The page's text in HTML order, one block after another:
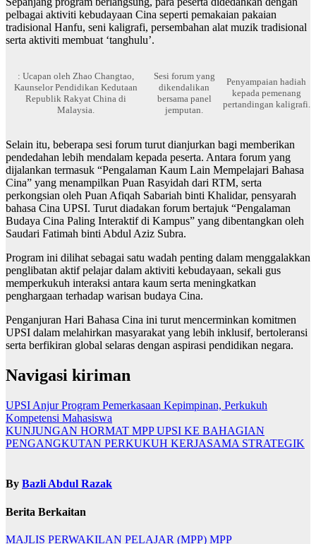
pelbagai aktiviti kebudayaan Cina seperti pemakaian pakaian
tradisional Hanfu, seni kaligrafi, persembahan alat muzik tradisional
serta aktiviti membuat ‘tanghulu’.
: Ucapan oleh Zhao Changtao,
Kaunselor Pendidikan Kedutaan
Republik Rakyat China di
Malaysia.
Sesi forum yang
dikendalikan
bersama panel
jemputan.
Penyampaian hadiah
kepada pemenang
pertandingan kaligrafi.
Selain itu, beberapa sesi forum turut dianjurkan bagi memberikan
pendedahan lebih mendalam kepada peserta. Antara forum yang
dijalankan termasuk “Pengalaman Kaum Lain Mempelajari Bahasa
Cina” yang menampilkan Puan Rasyidah dari RTM, serta
perkongsian oleh Puan Afiqah Sabariah binti Khalidar, pensyarah
bahasa Cina UPSI. Turut diadakan forum bertajuk “Pengalaman
Budaya Cina Paling Interaktif di Kampus” yang dibentangkan oleh
Saudari Fatimah binti Abdul Aziz Subra.
Program ini dilihat sebagai satu wadah penting dalam menggalakkan
penglibatan aktif pelajar dalam aktiviti kebudayaan, sekali gus
memperkukuh interaksi antara kaum serta meningkatkan
penghargaan terhadap warisan budaya Cina.
Penganjuran Hari Bahasa Cina ini turut mencerminkan komitmen
UPSI dalam melahirkan masyarakat yang lebih inklusif, bertoleransi
serta berfikiran global selaras dengan aspirasi pendidikan negara.
Navigasi kiriman
UPSI Anjur Program Pemerkasaan Kepimpinan, Perkukuh
Kompetensi Mahasiswa
KUNJUNGAN HORMAT MPP UPSI KE BAHAGIAN
PENGANGKUTAN PERKUKUH KERJASAMA STRATEGIK
By Bazli Abdul Razak
Berita Berkaitan
MAJLIS PERWAKILAN PELAJAR (MPP) MPP